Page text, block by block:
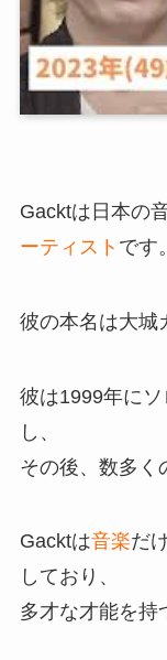
Gacktは日本の
ーティスト です。
彼の本名は大城
彼は1999年に
し、
その後、数多く
Gacktは音楽だ
しており、
多才な才能を持